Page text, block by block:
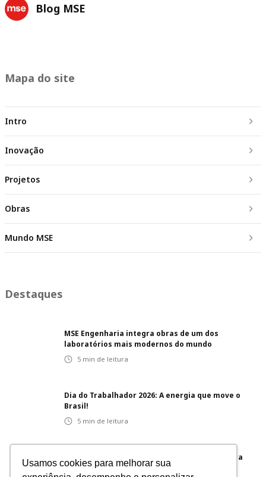
Usamos cookies para melhorar sua
Blog MSE
Mapa do site
Intro
Inovação
Projetos
Obras
Mundo MSE
Destaques
MSE Engenharia integra obras de um dos
laboratórios mais modernos do mundo
5 min de leitura
Dia do Trabalhador 2026: A energia que move o
Brasil!
5 min de leitura
Projetos inovadores: soluções integradas para
diferentes segmentos